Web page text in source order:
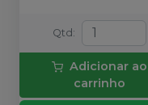
Qtd :
Adicionar ao
carrinho